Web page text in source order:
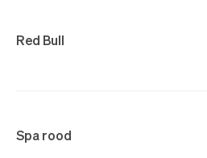
Red Bull
Spa rood